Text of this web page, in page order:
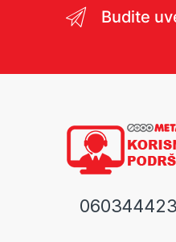
Budite